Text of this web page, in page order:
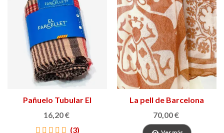
Pañuelo Tubular El
Farcellet
16,20 €
(3)
La pell de Barcelona
70,00 €